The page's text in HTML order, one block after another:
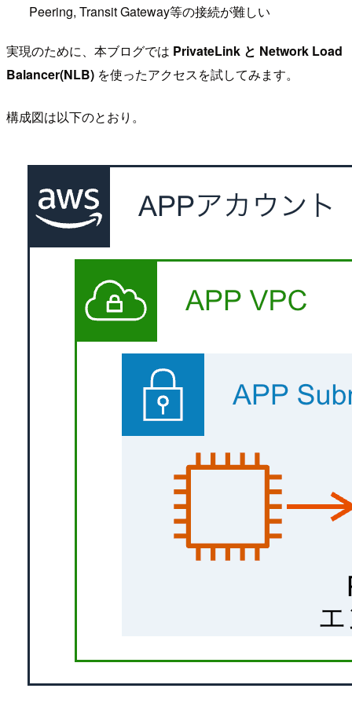
Peering, Transit Gateway等の接続が難しい
実現のために、本ブログでは PrivateLink と Network Load
Balancer(NLB) を使ったアクセスを試してみます。
構成図は以下のとおり。